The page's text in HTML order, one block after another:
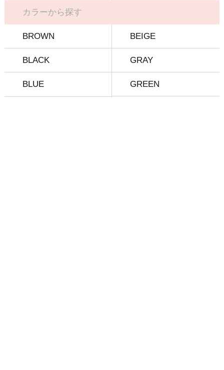
カラーから探す
BROWN BEIGE
BLACK GRAY
BLUE GREEN